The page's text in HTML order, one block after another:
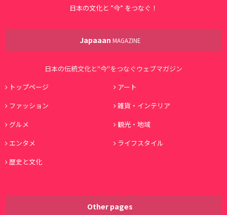
日本の文化と ”今” をつなぐ！
Japaaan MAGAZINE
日本の伝統文化と"今"をつなぐウェブマガジン
トップページ
アート
ファッション
雑貨・インテリア
グルメ
観光・地域
エンタメ
ライフスタイル
歴史と文化
Other pages